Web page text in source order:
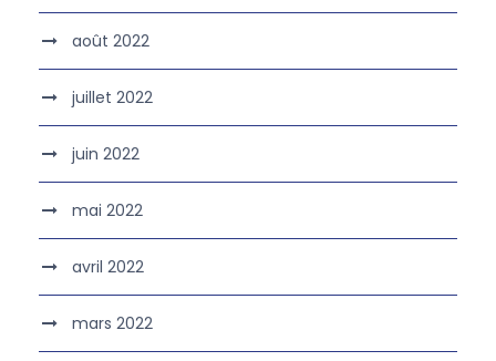
août 2022
juillet 2022
juin 2022
mai 2022
avril 2022
mars 2022